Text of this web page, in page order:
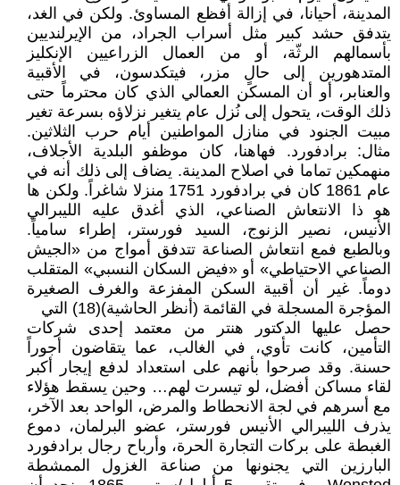
المدينة، أحيانا، في إزالة أفظع المساوئ. ولكن في الغد،
يتدفق حشد كبير مثل أسراب الجراد، من الإيرلنديين
بأسمالهم الرثّة، أو من العمال الزراعيين الإنكليز
المتدهورين إلى حالٍ مزر، فيتكدسون، في الأقبية
والعنابر، أو أن المسكن العمالي الذي كان محترماً حتى
ذلك الوقت، يتحول إلى نُزل عام يتغير نزلاؤه بسرعة تغير
مبيت الجنود في منازل المواطنين أيام حرب الثلاثين.
مثال: برادفورد. فهاهنا، كان موظفو البلدية الأجلاف،
منهمكين تماما في اصلاح المدينة. يضاف إلى ذلك أنه في
عام 1861 كان في برادفورد 1751 منزلا شاغراً. ولكن ها
هو ذا الانتعاش الصناعي، الذي أغدق عليه الليبرالي
الأنيس، نصير الزنوج، السيد فورستر، إطراء سامياً.
وبالطبع فمع انتعاش الصناعة تتدفق أمواج من «الجيش
الصناعي الاحتياطي» أو «فيض السكان النسبي» المتقلب
دوماً. غير أن أقبية السكن المفزعة والغرف الصغيرة
المؤجرة المسجلة في القائمة (أنظر الحاشية)(18) التي
حصل عليها الدكتور هنتر من معتمد إحدى شركات
التأمين، كانت تأوي، في الغالب، عما يتقاضون أجوراً
حسنة. وقد صرحوا بأنهم على استعداد لدفع إيجار أكبر
لقاء مساكن أفضل، لو تيسرت لهم… وحين يسقط هؤلاء
مع أسرهم في لجة الانحطاط والمرض، الواحد بعد الآخر،
يذرف الليبرالي الأنيس فورستر، عضو البرلمان، دموع
الغبطة على بركات التجارة الحرة، وأرباح رجال برادفورد
البارزين التي يجنونها من صناعة الغزول الممشطة